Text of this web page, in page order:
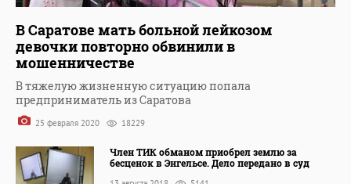
В Саратове мать больной лейкозом
девочки повторно обвинили в
мошенничестве
В тяжелую жизненную ситуацию попала
предприниматель из Саратова
25 февраля 2020 18229
Член ТИК обманом приобрел землю за
бесценок в Энгельсе. Дело передано в суд